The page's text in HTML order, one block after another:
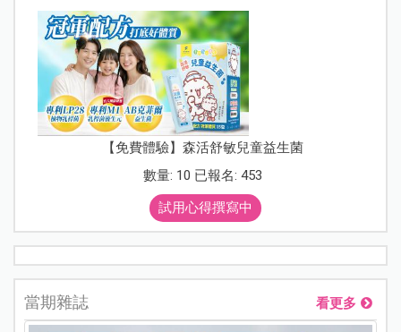
【免費體驗】森活舒敏兒童益生菌
數量: 10 已報名: 453
試用心得撰寫中
當期雜誌 看更多